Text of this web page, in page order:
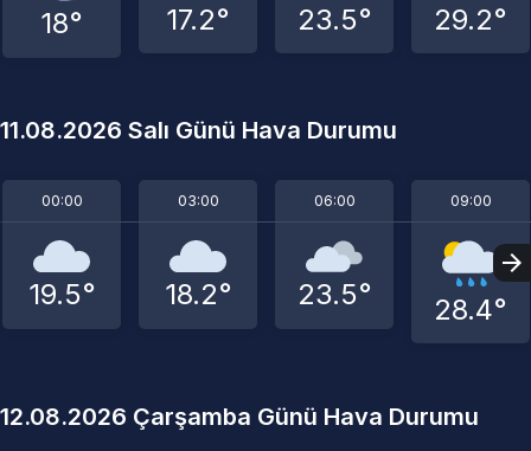
18° 17.2° 23.5° 29.2°
11.08.2026 Salı Günü Hava Durumu
00:00
19.5°
03:00
18.2°
06:00
23.5°
09:00
28.4°
12.08.2026 Çarşamba Günü Hava Durumu